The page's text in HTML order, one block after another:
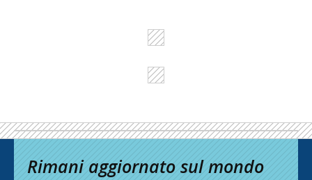
Rimani aggiornato sul mondo